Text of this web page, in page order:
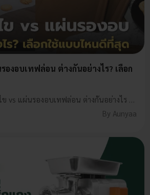
องอบเทฟล่อน ต่างกันอย่างไร? เลือก
By Aunyaa